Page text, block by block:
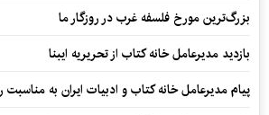
بزرگ‌ترین مورخ فلسفه غرب در روزگار ما
بازدید مدیرعامل خانه کتاب از تحریریه ایبنا
پیام مدیرعامل خانه کتاب و ادبیات ایران به مناسبت